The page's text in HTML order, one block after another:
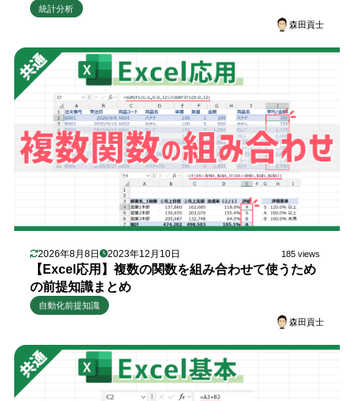
統計分析
森田貢士
2026年8月8日 2023年12月10日 185 views
【Excel応用】複数の関数を組み合わせて使うため
の前提知識まとめ
自動化前提知識
森田貢士